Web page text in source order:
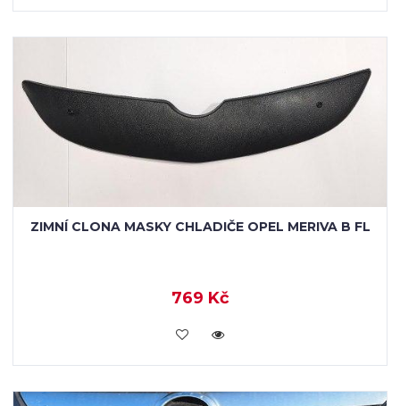
ZIMNÍ CLONA MASKY CHLADIČE OPEL MERIVA B FL
769 Kč
KOUPIT